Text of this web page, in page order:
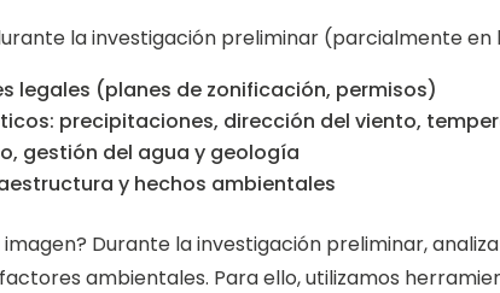
la investigación preliminar (parcialmente en
legales (planes de zonificación, permisos)
precipitaciones, dirección del viento,
gestión del agua y geología
y hechos ambientales
imagen? Durante la investigación preliminar,
ambientales. Para ello, utilizamos